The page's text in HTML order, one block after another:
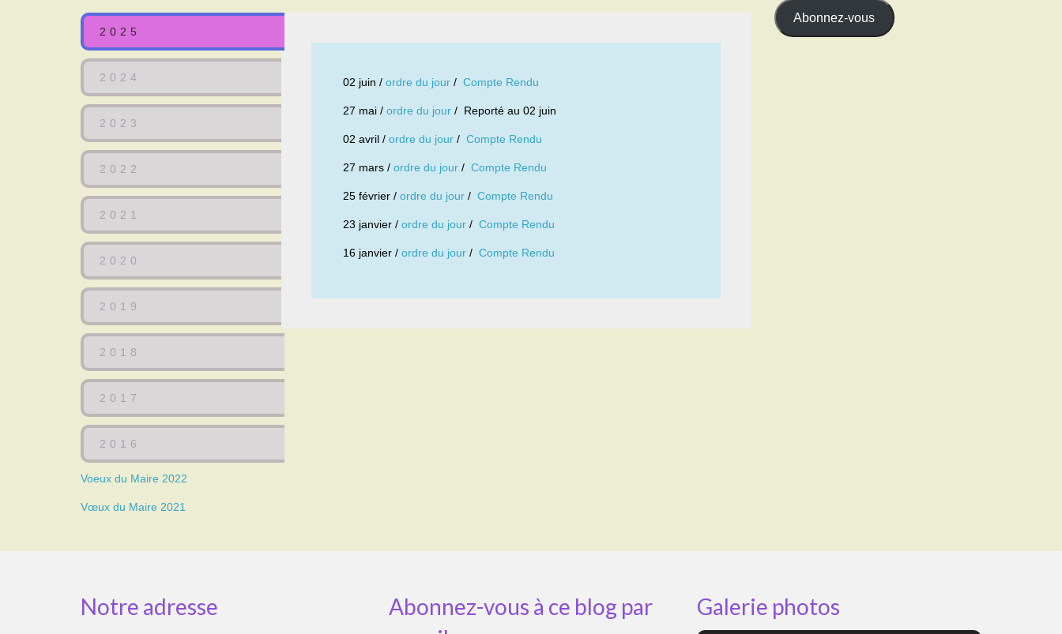
2025
2024
2023
2022
2021
2020
2019
2018
2017
2016
02 juin /ordre du jour /Compte Rendu
27 mai /ordre du jour / Reporté au 02 juin
02 avril /ordre du jour /Compte Rendu
27 mars /ordre du jour /Compte Rendu
25 février /ordre du jour /Compte Rendu
23 janvier /ordre du jour /Compte Rendu
16 janvier /ordre du jour /Compte Rendu
Voeux du Maire 2022
Vœux du Maire 2021
mail
Abonnez-vous
Notre adresse
Abonnez-vous à ce blog par
Galerie photos